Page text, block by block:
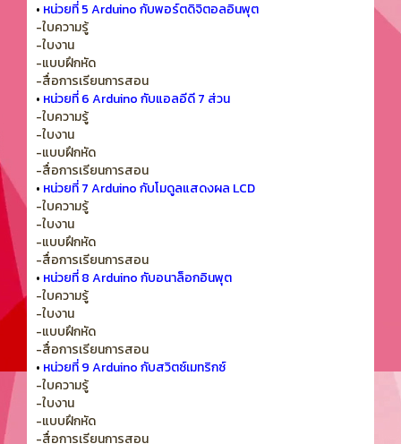
• หน่วยที่ 5 Arduino กับพอร์ตดิจิตอลอินพุต
-ใบความรู้
-ใบงาน
-แบบฝึกหัด
-สื่อการเรียนการสอน
• หน่วยที่ 6 Arduino กับแอลอีดี 7 ส่วน
-ใบความรู้
-ใบงาน
-แบบฝึกหัด
-สื่อการเรียนการสอน
• หน่วยที่ 7 Arduino กับโมดูลแสดงผล LCD
-ใบความรู้
-ใบงาน
-แบบฝึกหัด
-สื่อการเรียนการสอน
• หน่วยที่ 8 Arduino กับอนาล็อกอินพุต
-ใบความรู้
-ใบงาน
-แบบฝึกหัด
-สื่อการเรียนการสอน
• หน่วยที่ 9 Arduino กับสวิตซ์เมทริกซ์
-ใบความรู้
-ใบงาน
-แบบฝึกหัด
-สื่อการเรียนการสอน